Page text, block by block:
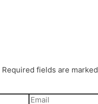
Required fields are marked